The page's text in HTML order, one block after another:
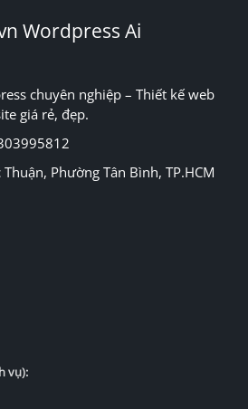
Wordpress Ai
chuyên nghiệp – Thiết kế web
giá rẻ, đẹp.
Phường Tân Bình, TP.HCM
vụ):